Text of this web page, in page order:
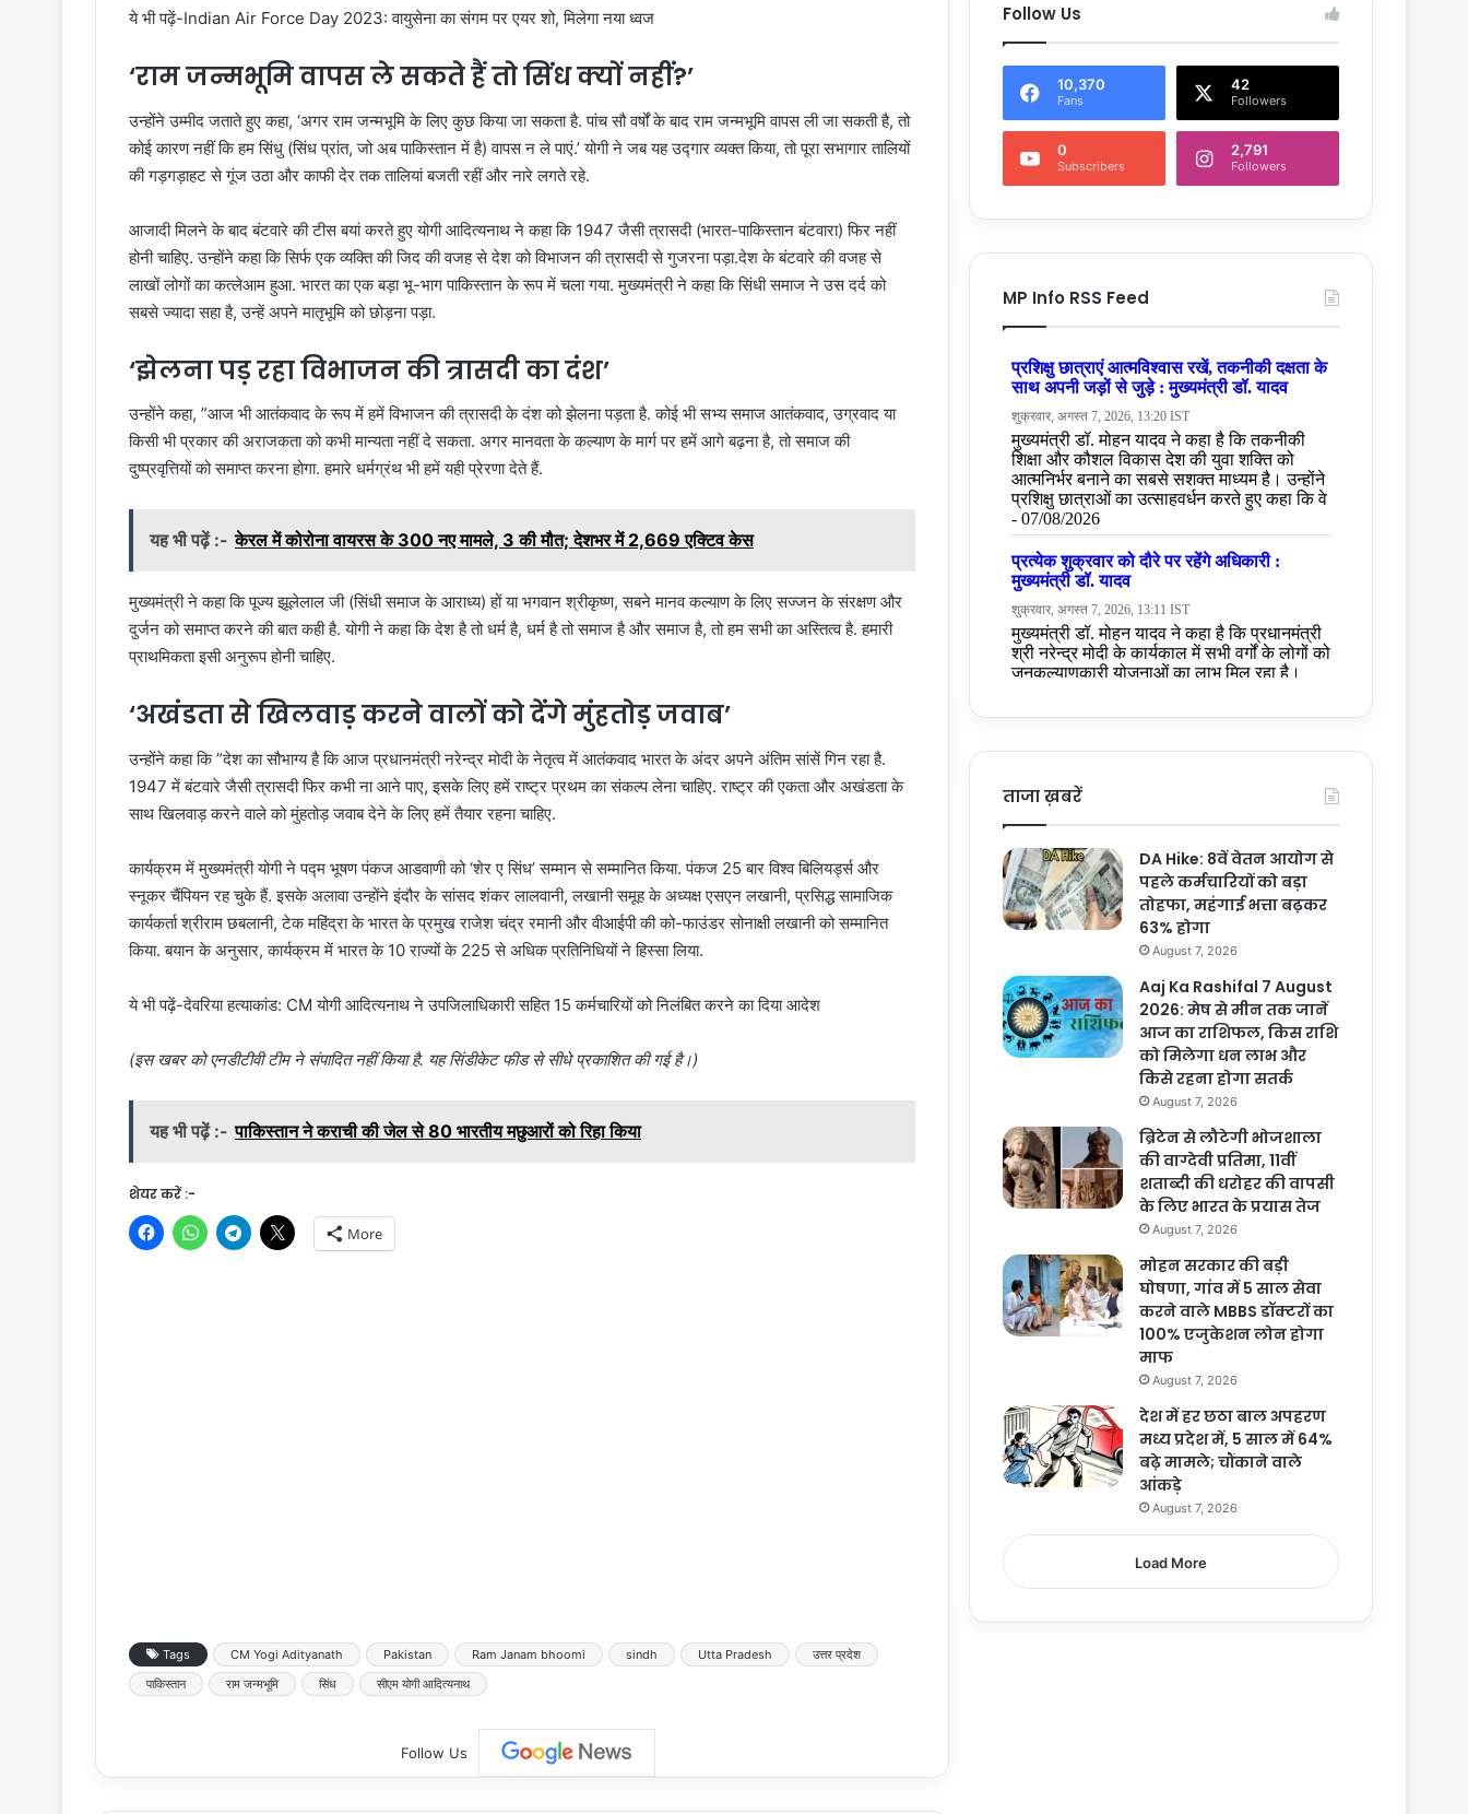
ये भी पढ़ें-Indian Air Force Day 2023: वायुसेना का संगम पर एयर शो, मिलेगा नया ध्‍वज
‘राम जन्मभूमि वापस ले सकते हैं तो सिंध क्यों नहीं?’
उन्होंने उम्मीद जताते हुए कहा, ‘अगर राम जन्मभूमि के लिए कुछ किया जा सकता है. पांच सौ वर्षों के बाद राम जन्मभूमि वापस ली जा सकती है, तो
कोई कारण नहीं कि हम सिंधु (सिंध प्रांत, जो अब पाकिस्तान में है) वापस न ले पाएं.’ योगी ने जब यह उद्गार व्यक्त किया, तो पूरा सभागार तालियों
की गड़गड़ाहट से गूंज उठा और काफी देर तक तालियां बजती रहीं और नारे लगते रहे.
आजादी मिलने के बाद बंटवारे की टीस बयां करते हुए योगी आदित्यनाथ ने कहा कि 1947 जैसी त्रासदी (भारत-पाकिस्तान बंटवारा) फिर नहीं
होनी चाहिए. उन्होंने कहा कि सिर्फ एक व्यक्ति की जिद की वजह से देश को विभाजन की त्रासदी से गुजरना पड़ा.देश के बंटवारे की वजह से
लाखों लोगों का कत्लेआम हुआ. भारत का एक बड़ा भू-भाग पाकिस्तान के रूप में चला गया. मुख्‍यमंत्री ने कहा कि सिंधी समाज ने उस दर्द को
सबसे ज्यादा सहा है, उन्हें अपने मातृभूमि को छोड़ना पड़ा.
‘झेलना पड़ रहा विभाजन की त्रासदी का दंश’
उन्‍होंने कहा, ”आज भी आतंकवाद के रूप में हमें विभाजन की त्रासदी के दंश को झेलना पड़ता है. कोई भी सभ्य समाज आतंकवाद, उग्रवाद या
किसी भी प्रकार की अराजकता को कभी मान्यता नहीं दे सकता. अगर मानवता के कल्याण के मार्ग पर हमें आगे बढ़ना है, तो समाज की
दुष्प्रवृत्तियों को समाप्त करना होगा. हमारे धर्मग्रंथ भी हमें यही प्रेरणा देते हैं.
यह भी पढ़ें :- केरल में कोरोना वायरस के 300 नए मामले, 3 की मौत; देशभर में 2,669 एक्टिव केस
मुख्‍यमंत्री ने कहा कि पूज्य झूलेलाल जी (सिंधी समाज के आराध्‍य) हों या भगवान श्रीकृष्ण, सबने मानव कल्याण के लिए सज्जन के संरक्षण और
दुर्जन को समाप्त करने की बात कही है. योगी ने कहा कि देश है तो धर्म है, धर्म है तो समाज है और समाज है, तो हम सभी का अस्तित्व है. हमारी
प्राथमिकता इसी अनुरूप होनी चाहिए.
‘अखंडता से खिलवाड़ करने वालों को देंगे मुंहतोड़ जवाब’
उन्होंने कहा कि ”देश का सौभाग्य है कि आज प्रधानमंत्री नरेन्द्र मोदी के नेतृत्व में आतंकवाद भारत के अंदर अपने अंतिम सांसें गिन रहा है.
1947 में बंटवारे जैसी त्रासदी फिर कभी ना आने पाए, इसके लिए हमें राष्ट्र प्रथम का संकल्प लेना चाहिए. राष्ट्र की एकता और अखंडता के
साथ खिलवाड़ करने वाले को मुंहतोड़ जवाब देने के लिए हमें तैयार रहना चाहिए.
कार्यक्रम में मुख्यमंत्री योगी ने पद्म भूषण पंकज आडवाणी को ‘शेर ए सिंध’ सम्मान से सम्मानित किया. पंकज 25 बार विश्व बिलियर्ड्स और
स्नूकर चैंपियन रह चुके हैं. इसके अलावा उन्होंने इंदौर के सांसद शंकर लालवानी, लखानी समूह के अध्यक्ष एसएन लखानी, प्रसिद्ध सामाजिक
कार्यकर्ता श्रीराम छबलानी, टेक महिंद्रा के भारत के प्रमुख राजेश चंद्र रमानी और वीआईपी की को-फाउंडर सोनाक्षी लखानी को सम्मानित
किया. बयान के अनुसार, कार्यक्रम में भारत के 10 राज्यों के 225 से अधिक प्रतिनिधियों ने हिस्सा लिया.
ये भी पढ़ें-देवरिया हत्याकांड: CM योगी आदित्यनाथ ने उपजिलाधिकारी सहित 15 कर्मचारियों को निलंबित करने का दिया आदेश
(इस खबर को एनडीटीवी टीम ने संपादित नहीं किया है. यह सिंडीकेट फीड से सीधे प्रकाशित की गई है।)
यह भी पढ़ें :- पाकिस्तान ने कराची की जेल से 80 भारतीय मछुआरों को रिहा किया
शेयर करें :-
More
Tags CM Yogi Adityanath Pakistan Ram Janam bhoomi sindh Utta Pradesh
उत्तर प्रदेश
पाकिस्तान
राम जन्मभूमि सिंध सीएम योगी आदित्यनाथ
Follow Us
Follow Us
10,370
Fans
42
Followers
0
Subscribers
2,791
Followers
MP Info RSS Feed
ताजा ख़बरें
DA Hike: 8वें वेतन आयोग से
पहले कर्मचारियों को बड़ा
तोहफा, महंगाई भत्ता बढ़कर
63% होगा
August 7, 2026
Aaj Ka Rashifal 7 August
2026: मेष से मीन तक जानें
आज का राशिफल, किस राशि
को मिलेगा धन लाभ और
किसे रहना होगा सतर्क
August 7, 2026
ब्रिटेन से लौटेगी भोजशाला
की वाग्देवी प्रतिमा, 11वीं
शताब्दी की धरोहर की वापसी
के लिए भारत के प्रयास तेज
August 7, 2026
मोहन सरकार की बड़ी
घोषणा, गांव में 5 साल सेवा
करने वाले MBBS डॉक्टरों का
100% एजुकेशन लोन होगा
माफ
August 7, 2026
देश में हर छठा बाल अपहरण
मध्य प्रदेश में, 5 साल में 64%
बढ़े मामले; चौंकाने वाले
आंकड़े
August 7, 2026
Load More